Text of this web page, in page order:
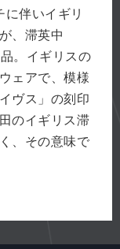
伴いイギリ
、滞英中
。イギリスの
ェアで、模様
ヴス」の刻印
のイギリス滞
、その意味で